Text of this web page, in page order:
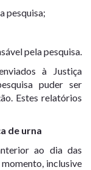
pesquisa;
pela pesquisa.
à Justiça
puder ser
Estes relatórios
de urna
ao dia das
inclusive